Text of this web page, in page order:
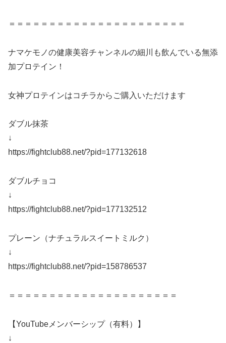
＝＝＝＝＝＝＝＝＝＝＝＝＝＝＝＝＝＝＝＝＝＝
ナマケモノの健康美容チャンネルの細川も飲んでいる無添
加プロテイン！
女神プロテインはコチラからご購入いただけます
ダブル抹茶
↓
https://fightclub88.net/?pid=177132618
ダブルチョコ
↓
https://fightclub88.net/?pid=177132512
プレーン（ナチュラルスイートミルク）
↓
https://fightclub88.net/?pid=158786537
＝＝＝＝＝＝＝＝＝＝＝＝＝＝＝＝＝＝＝＝＝
【YouTubeメンバーシップ（有料）】
↓